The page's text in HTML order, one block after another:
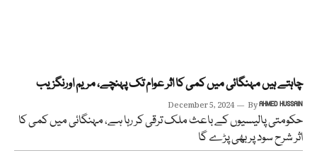
چاہتے ہیں مہنگائی میں کمی کا اثر عوام تک پہنچے، مریم اورنگزیب
December 5, 2024 ByAHMED HUSSAIN
حکومتی پالیسیوں کے باعث ملک ترقی کر رہا ہے، مہنگائی میں کمی کا
اثر شرح سود پر بھی پڑے گا